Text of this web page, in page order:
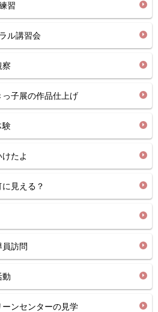
習
ル講習会
子展の作品仕上げ
験
たよ
見える？
訪問
ンセンターの見学